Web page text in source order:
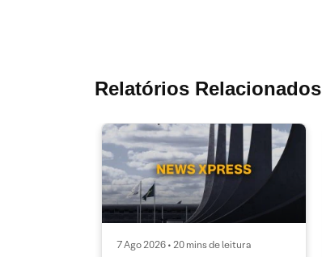
Relatórios Relacionados
7 Ago 2026 • 20 mins de leitura